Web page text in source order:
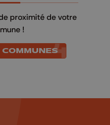
proximité de votre
!